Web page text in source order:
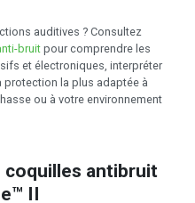
auditives ? Consultez
bruit pour comprendre les
et électroniques, interpréter
protection la plus adaptée à
ou à votre environnement
antibruit
II